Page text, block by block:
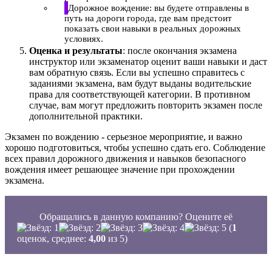
Дорожное вождение: вы будете отправлены в
путь на дороги города, где вам предстоит
показать свои навыки в реальных дорожных
условиях.
Оценка и результаты: после окончания экзамена
инструктор или экзаменатор оценит ваши навыки и даст
вам обратную связь. Если вы успешно справитесь с
заданиями экзамена, вам будут выданы водительские
права для соответствующей категории. В противном
случае, вам могут предложить повторить экзамен после
дополнительной практики.
Экзамен по вождению - серьезное мероприятие, и важно
хорошо подготовиться, чтобы успешно сдать его. Соблюдение
всех правил дорожного движения и навыков безопасного
вождения имеет решающее значение при прохождении
экзамена.
Обращались в данную компанию? Оцените её
(1
оценок, среднее: 4,00 из 5)